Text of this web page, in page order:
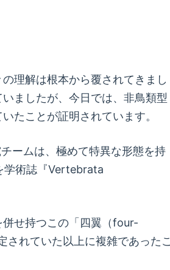
理解は根本から覆されてきまし
ましたが、今日では、非鳥類型
たことが証明されています。
ームは、極めて特異な形態を持
学術誌『Vertebrata
せ持つこの「四翼（four-
れていた以上に複雑であったこ